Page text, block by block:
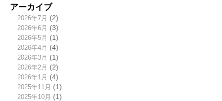
アーカイブ
2026年7月 (2)
2026年6月 (3)
2026年5月 (1)
2026年4月 (4)
2026年3月 (1)
2026年2月 (2)
2026年1月 (4)
2025年11月 (1)
2025年10月 (1)